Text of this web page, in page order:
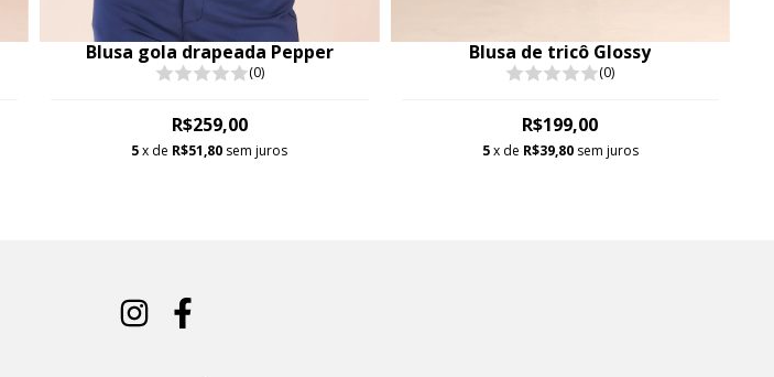
Blusa gola drapeada Pepper
(0)
R$259,00
5x de R$51,80 sem juros
Blusa de tricô Glossy
(0)
R$199,00
5x de R$39,80 sem juros